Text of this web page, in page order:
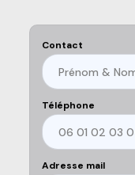
Contact
Téléphone
Adresse mail